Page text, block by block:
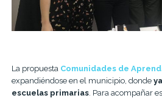
La propuesta Comunidades de
expandiéndose en el municipio, donde
escuelas primarias. Para acompañar